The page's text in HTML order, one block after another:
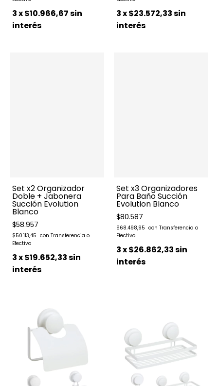
3x$10.966,67sin
interés
3x$23.572,33sin
interés
Set x2 Organizador
Doble + Jabonera
Succión Evolution
Blanco
$58.957
$50.113,45
3x$19.652,33sin
interés
Set x3 Organizadores
Para Baño Succión
Evolution Blanco
$80.587
$68.498,95
3x$26.862,33sin
interés